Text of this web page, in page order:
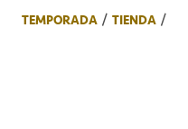
TEMPORADA
TIENDA